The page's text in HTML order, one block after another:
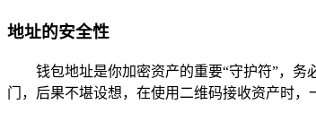
地址的安全性
钱包地址是你加密资产的重要“守护符”，
门，后果不堪设想，在使用二维码接收资产时，